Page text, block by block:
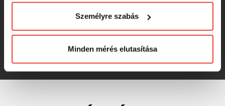
megváltoztathatod a döntésed ezzel kapcsolatban.
Előre is köszönjük!
Személyre szabás
Minden mérés elutasítása
Daiwa Tatula XT Spin 642UL 2sct,